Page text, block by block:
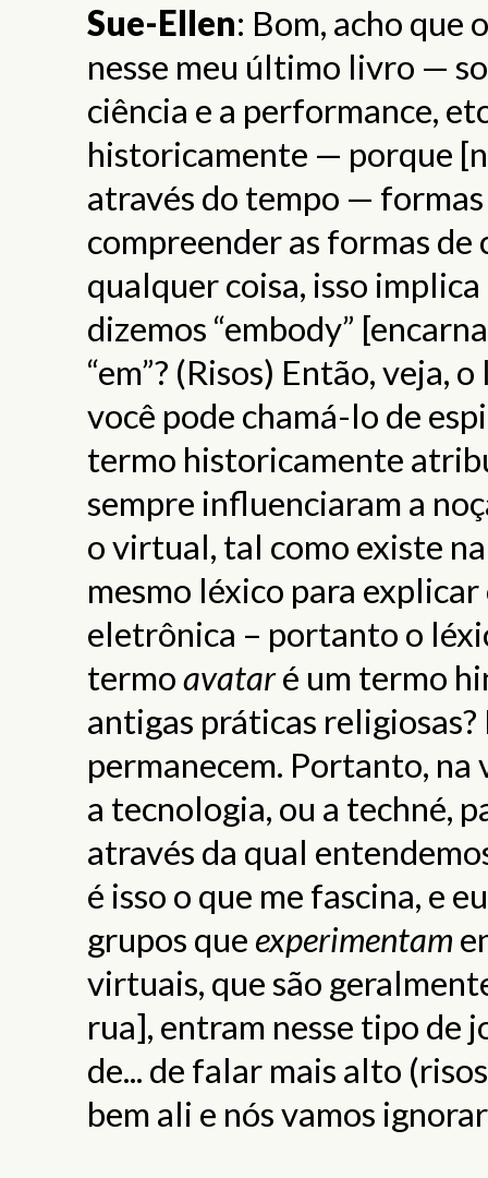
Sue-Ellen: Bom, acho que
nesse meu último livro —
ciência e a performance,
historicamente — porque
através do tempo —
compreender as formas
qualquer coisa, isso
dizemos “embody”
“em”? (Risos) Então, veja,
você pode chamá-lo de
termo historicamente
sempre influenciaram a
o virtual, tal como existe
mesmo léxico para
eletrônica – portanto o
termoavataré um termo
antigas práticas
permanecem. Portanto, na
a tecnologia, ou a techné,
através da qual
é isso o que me fascina, e
grupos que experimentam
virtuais, que são
rua], entram nesse tipo de
de... de falar mais alto
bem ali e nós vamos